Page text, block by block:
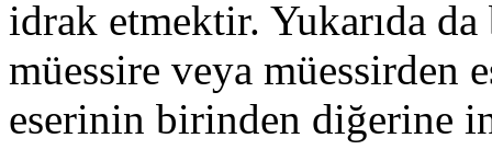
idrak etmektir. Yukarıda
müessire veya müessirden
eserinin birinden diğerine